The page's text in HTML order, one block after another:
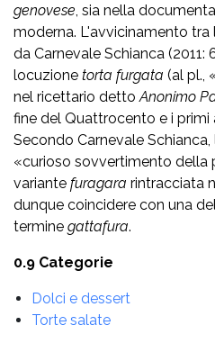
genovese, sia nella
moderna. L'avvicinamento
da Carnevale Schianca
locuzione torta furgata (al pl.,
nel ricettario dettoAnonimo
fine del Quattrocento e i primi
Secondo Carnevale
«curioso sovvertimento della
variante furagara rintracciata
dunque coincidere con una
termine gattafura.
0.9 Categorie
Dolci e dessert
Torte salate